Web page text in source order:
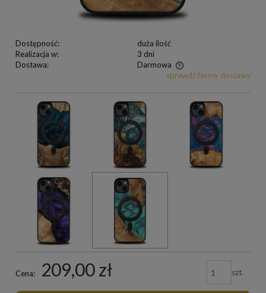
Dostępność:
duża ilość
Realizacja w:
3 dni
Dostawa:
Darmowa
sprawdź formy dostawy
Cena: 209,00 zł szt.